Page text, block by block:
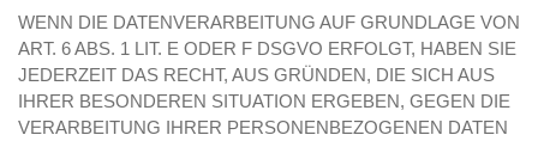
WENN DIE DATENVERARBEITUNG AUF GRUNDLAGE VON
ART. 6 ABS. 1 LIT. E ODER F DSGVO ERFOLGT, HABEN SIE
JEDERZEIT DAS RECHT, AUS GRÜNDEN, DIE SICH AUS
IHRER BESONDEREN SITUATION ERGEBEN, GEGEN DIE
VERARBEITUNG IHRER PERSONENBEZOGENEN DATEN